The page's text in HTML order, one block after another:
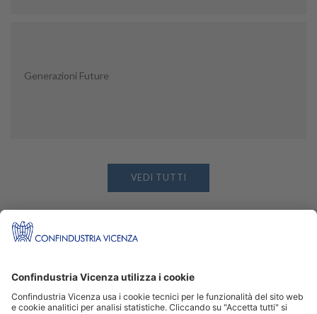
Generazioni Future
VEDI TUTTI
Seguici su
Siti Partner: